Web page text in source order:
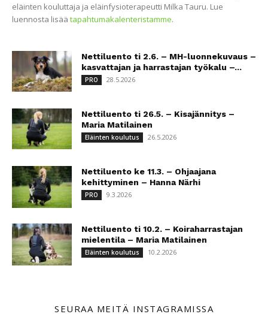
eläinten kouluttaja ja eläinfysioterapeutti Milka Tauru. Lue
luennosta lisää tapahtumakalenteristamme.
Nettiluento ti 2.6. – MH-luonnekuvaus –
kasvattajan ja harrastajan työkalu –...
PRO 28.5.2026
Nettiluento ti 26.5. – Kisajännitys –
Maria Matilainen
Eläinten koulutus 26.5.2026
Nettiluento ke 11.3. – Ohjaajana
kehittyminen – Hanna Närhi
PRO 9.3.2026
Nettiluento ti 10.2. – Koiraharrastajan
mielentila – Maria Matilainen
Eläinten koulutus 10.2.2026
SEURAA MEITÄ INSTAGRAMISSA